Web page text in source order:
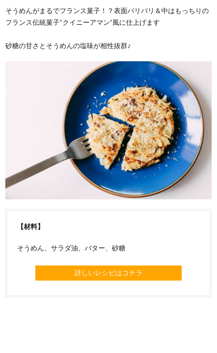
そうめんがまるでフランス菓子！？表面パリパリ＆中はもっちりの
フランス伝統菓子“クイニーアマン”風に仕上げます
砂糖の甘さとそうめんの塩味が相性抜群♪
【材料】
そうめん、サラダ油、バター、砂糖
詳しいレシピはコチラ